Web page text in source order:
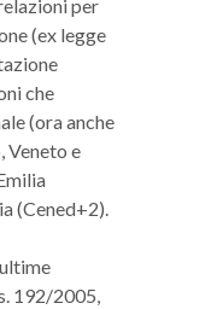
per
(ex legge
che
(ora anche
Veneto e
(Cened+2).
192/2005,